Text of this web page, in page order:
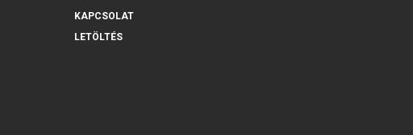
KAPCSOLAT
LETÖLTÉS